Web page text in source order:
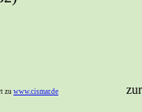
zu www.cismar.de